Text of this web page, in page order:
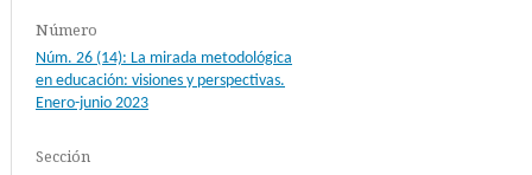
Número
Núm. 26 (14): La mirada metodológica
en educación: visiones y perspectivas.
Enero-junio 2023
Sección